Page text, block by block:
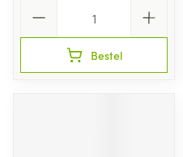
Bestel